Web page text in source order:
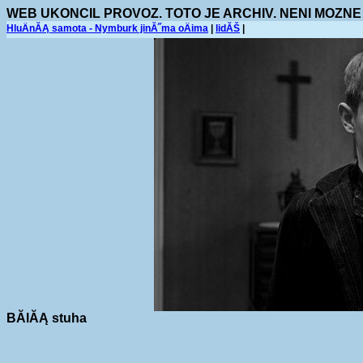
WEB UKONCIL PROVOZ. TOTO JE ARCHIV. NENI
HluÄnĂĄ samota - Nymburk jinĂ˝ma oÄima lidĂŠ
BĂ­lĂĄ stuha